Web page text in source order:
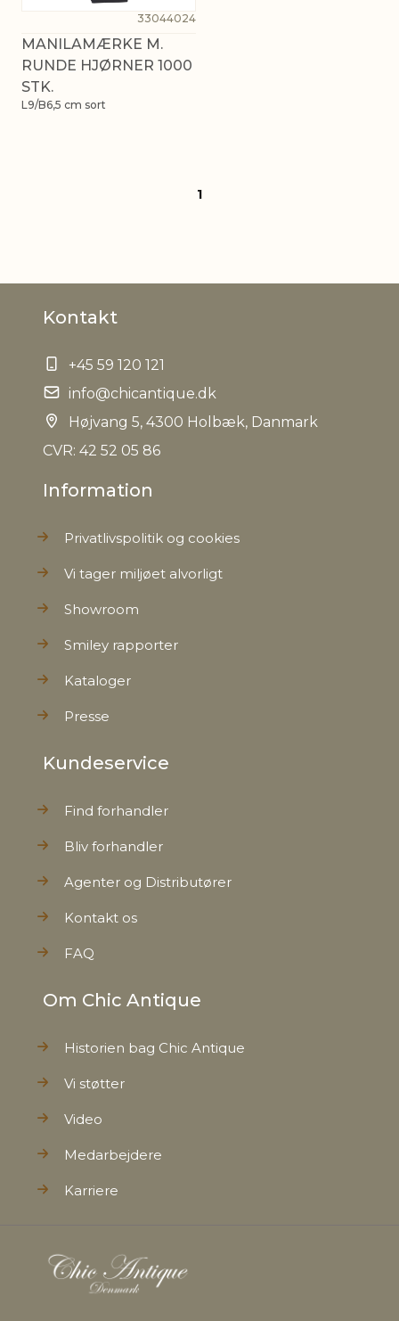
33044024
MANILAMÆRKE M.
RUNDE HJØRNER 1000
STK.
L9/B6,5 cm sort
1
Kontakt
+45 59 120 121
info@chicantique.dk
Højvang 5, 4300 Holbæk, Danmark
CVR: 42 52 05 86
Information
Privatlivspolitik og cookies
Vi tager miljøet alvorligt
Showroom
Smiley rapporter
Kataloger
Presse
Kundeservice
Find forhandler
Bliv forhandler
Agenter og Distributører
Kontakt os
FAQ
Om Chic Antique
Historien bag Chic Antique
Vi støtter
Video
Medarbejdere
Karriere